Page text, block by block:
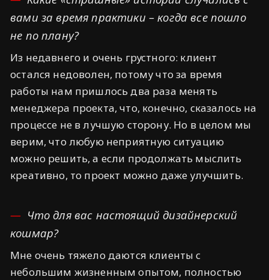
вами за время практики – когда все пошло
не по плану?
Из недавнего и очень грустного: клиент
остался недоволен, потому что за время
работы нам пришлось два раза менять
менеджера проекта, что, конечно, сказалось на
процессе не в лучшую сторону. Но в целом мы
верим, что любую неприятную ситуацию
можно решить, а если продолжать мыслить
креативно, то проект можно даже улучшить.
Что для вас настоящий дизайнерский
кошмар?
Мне очень тяжело даются клиенты с
небольшим жизненным опытом, полностью